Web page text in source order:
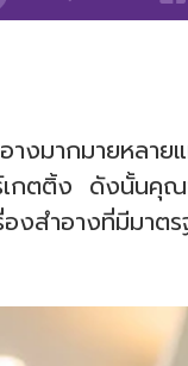
างมากมายหล
ตติ้ง ดังนั้นคุณ
องสำอางที่มีมาต